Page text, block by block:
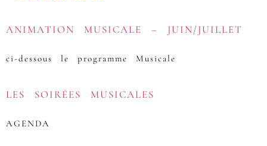
ANIMATION MUSICALE – JUIN/JUILLET
ci-dessous le programme Musicale
LES SOIRÉES MUSICALES
AGENDA